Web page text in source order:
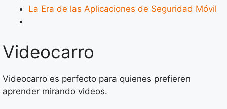
La Era de las Aplicaciones de Seguridad Móvil
Videocarro
Videocarro es perfecto para quienes prefieren
aprender mirando videos.